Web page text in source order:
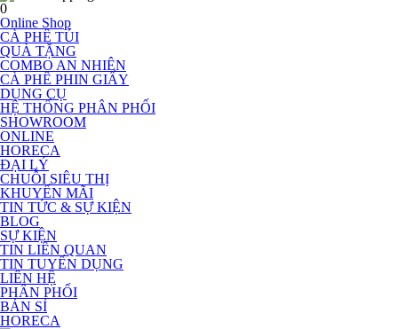
0
Online Shop
CÀ PHÊ TÚI
QUÀ TẶNG
COMBO AN NHIÊN
CÀ PHÊ PHIN GIẤY
DỤNG CỤ
HỆ THỐNG PHÂN PHỐI
SHOWROOM
ONLINE
HORECA
ĐẠI LÝ
CHUỖI SIÊU THỊ
KHUYẾN MÃI
TIN TỨC & SỰ KIỆN
BLOG
SỰ KIỆN
TIN LIÊN QUAN
TIN TUYỂN DỤNG
LIÊN HỆ
PHÂN PHỐI
BÁN SỈ
HORECA